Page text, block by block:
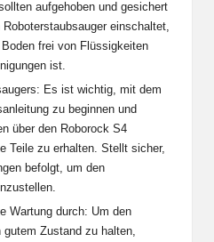
aufgehoben und gesichert
einschaltet,
frei von Flüssigkeiten
ist.
Es ist wichtig, mit dem
zu beginnen und
über den Roborock S4
Teile zu erhalten. Stellt sicher,
befolgt, um den
Wartung durch: Um den
Zustand zu halten,